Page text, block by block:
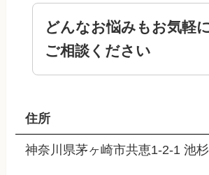
どんなお悩みもお気軽
ご相談ください
住所
神奈川県茅ヶ崎市共恵1-2-1 池